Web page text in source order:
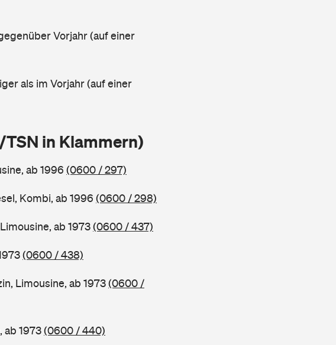
Vorjahr (auf einer
als im Vorjahr (auf einer
TSN in Klammern)
ab 1996 (0600 / 297)
Kombi, ab 1996 (0600 / 298)
ab 1973(0600 / 437)
(0600 / 438)
Limousine, ab 1973(0600 /
ab 1973(0600 / 440)